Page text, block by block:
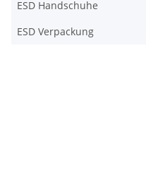
ESD Handschuhe
ESD Verpackung